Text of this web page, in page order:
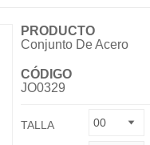
PRODUCTO
Conjunto De Acero
CÓDIGO
JO0329
TALLA